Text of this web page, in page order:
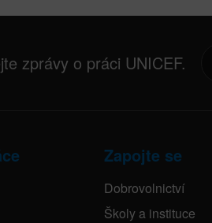
zprávy o práci UNICEF.
Zapojte se
Dobrovolnictví
Školy a instituce